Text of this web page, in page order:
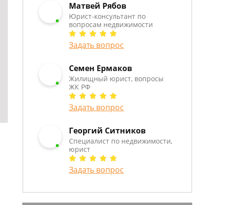
Матвей Рябов
Юрист-консультант по
вопросам недвижимости
Задать вопрос
Семен Ермаков
Жилищный юрист, вопросы
ЖК РФ
Задать вопрос
Георгий Ситников
Специалист по недвижимости,
юрист
Задать вопрос